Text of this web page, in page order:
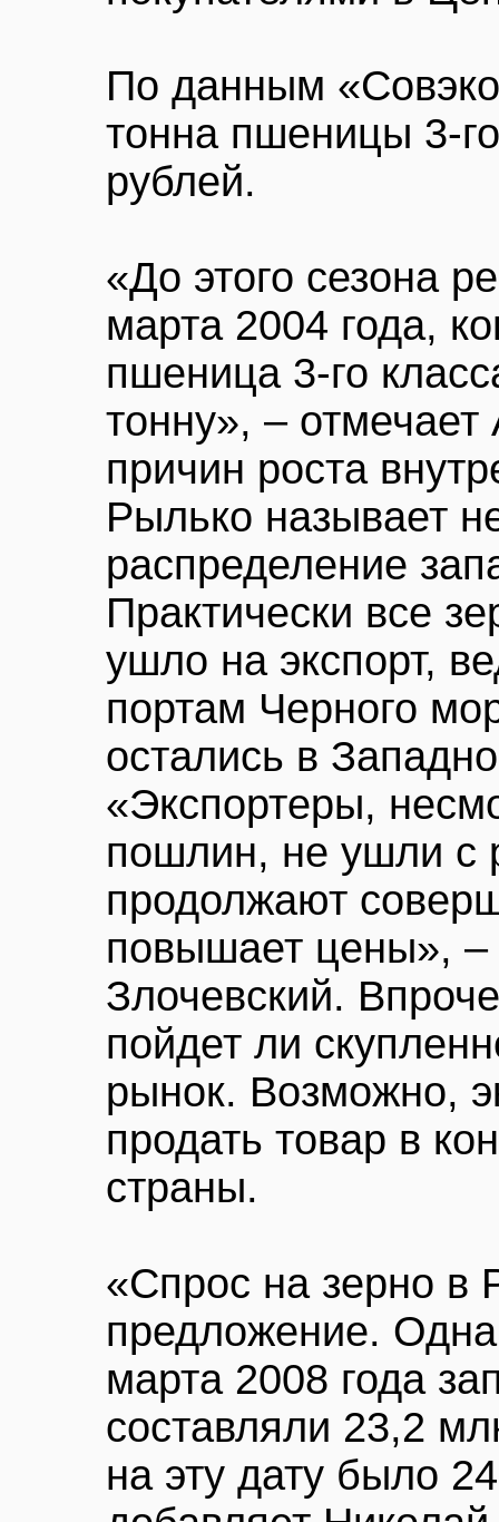
По данным
тонна пшеницы 3-
рублей.
«До этого сезона
марта 2004 года,
пшеница 3-го
тонну», –
причин роста
Рылько называет
распределение
Практически все
ушло на экспорт,
портам Черного
остались в
«Экспортеры,
пошлин, не ушли с
продолжают
повышает цены», –
Злочевский.
пойдет ли
рынок. Возможно,
продать товар в
страны.
«Спрос на зерно в
предложение.
марта 2008 года
составляли 23,2
на эту дату было